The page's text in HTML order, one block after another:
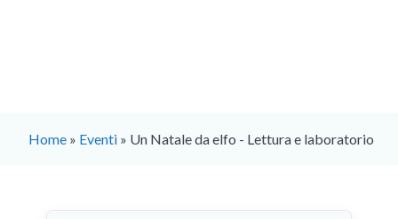
Home » Eventi » Un Natale da elfo - Lettura e laboratorio